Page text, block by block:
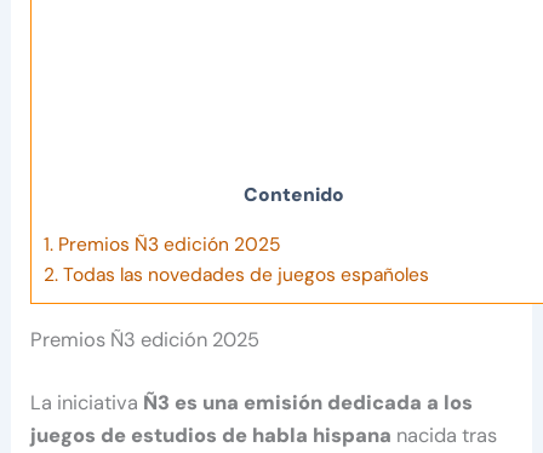
Contenido
1. Premios Ñ3 edición 2025
2. Todas las novedades de juegos españoles
Premios Ñ3 edición 2025
La iniciativa Ñ3 es una emisión dedicada a los
juegos de estudios de habla hispana nacida tras